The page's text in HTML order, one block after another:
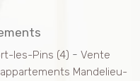
les-Pins (4) - Vente
Mandelieu-